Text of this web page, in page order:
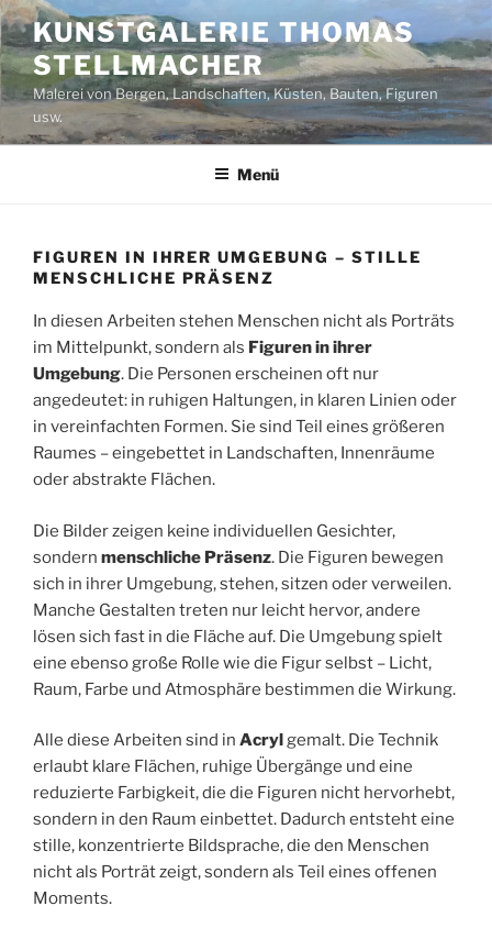
Zum
Inhalt
springen
KUNSTGALERIE THOMAS
STELLMACHER
Malerei von Bergen, Landschaften, Küsten, Bauten, Figuren
usw.
Menü
FIGUREN IN IHRER UMGEBUNG – STILLE
MENSCHLICHE PRÄSENZ
In diesen Arbeiten stehen Menschen nicht als Porträts
im Mittelpunkt, sondern als Figuren in ihrer
Umgebung. Die Personen erscheinen oft nur
angedeutet: in ruhigen Haltungen, in klaren Linien oder
in vereinfachten Formen. Sie sind Teil eines größeren
Raumes – eingebettet in Landschaften, Innenräume
oder abstrakte Flächen.
Die Bilder zeigen keine individuellen Gesichter,
sondern menschliche Präsenz. Die Figuren bewegen
sich in ihrer Umgebung, stehen, sitzen oder verweilen.
Manche Gestalten treten nur leicht hervor, andere
lösen sich fast in die Fläche auf. Die Umgebung spielt
eine ebenso große Rolle wie die Figur selbst – Licht,
Raum, Farbe und Atmosphäre bestimmen die Wirkung.
Alle diese Arbeiten sind in Acrylgemalt. Die Technik
erlaubt klare Flächen, ruhige Übergänge und eine
reduzierte Farbigkeit, die die Figuren nicht hervorhebt,
sondern in den Raum einbettet. Dadurch entsteht eine
stille, konzentrierte Bildsprache, die den Menschen
nicht als Porträt zeigt, sondern als Teil eines offenen
Moments.